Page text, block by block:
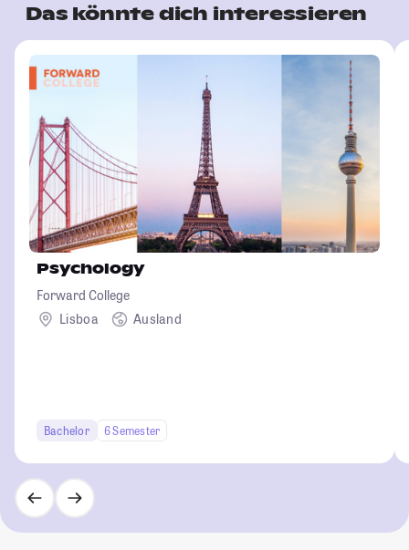
Das könnte dich interessieren
Psychology
Forward College
Lisboa
Ausland
Bachelor 6 Semester